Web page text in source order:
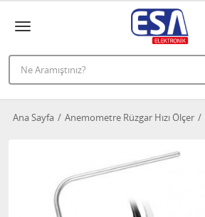
Ana Sayfa Anemometre Rüzgar Hızı Ölçer